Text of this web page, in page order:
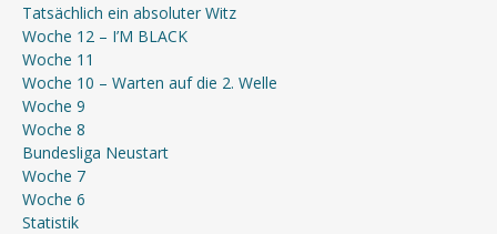
Tatsächlich ein absoluter Witz
Woche 12 – I’M BLACK
Woche 11
Woche 10 – Warten auf die 2. Welle
Woche 9
Woche 8
Bundesliga Neustart
Woche 7
Woche 6
Statistik